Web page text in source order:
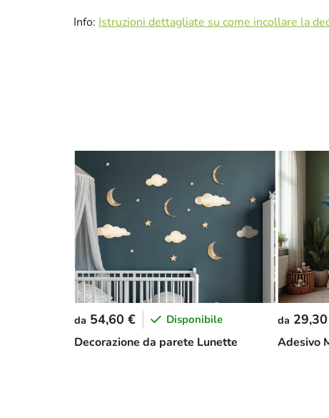
Info: Istruzioni dettagliate su come incollare la
Decorazione da parete Lunette
da 54,60 € Disponibile
Adesivo
da